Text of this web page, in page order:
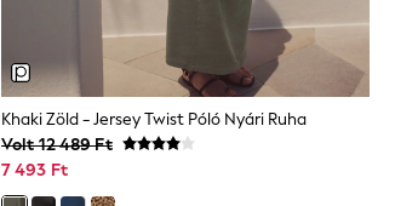
Khaki Zöld - Jersey Twist Póló Nyári Ruha
Volt 12 489 Ft
7 493 Ft